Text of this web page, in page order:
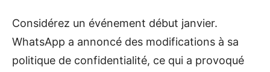
Considérez un événement début janvier.
WhatsApp a annoncé des modifications à sa
politique de confidentialité, ce qui a provoqué